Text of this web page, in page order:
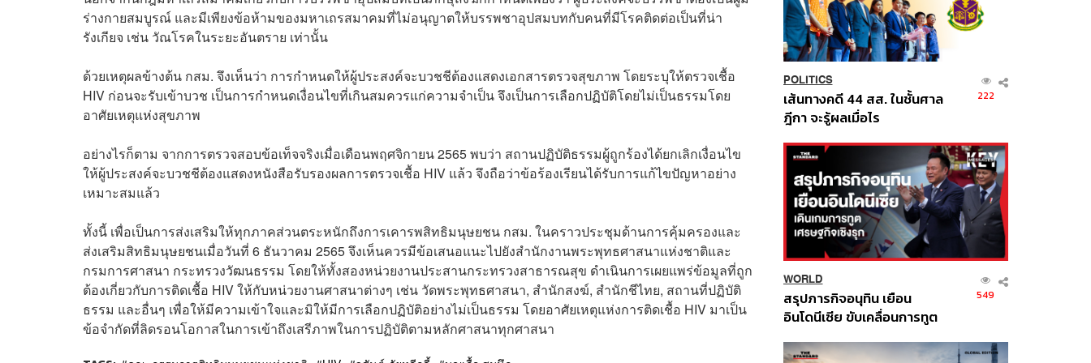
ร่างกายสมบูรณ์ และมีเพียงข้อห้ามของมหาเถรสมาคมที่ไม่อนุญาตให้บรรพชาอุปสมบทกับคนที่มีโรคติดต่อเป็นที่น่า
รังเกียจ เช่น วัณโรคในระยะอันตราย เท่านั้น
ด้วยเหตุผลข้างต้น กสม. จึงเห็นว่า การกำหนดให้ผู้ประสงค์จะบวชชีต้องแสดงเอกสารตรวจสุขภาพ โดยระบุให้ตรวจเชื้อ
HIV ก่อนจะรับเข้าบวช เป็นการกำหนดเงื่อนไขที่เกินสมควรแก่ความจำเป็น จึงเป็นการเลือกปฏิบัติโดยไม่เป็นธรรมโดย
อาศัยเหตุแห่งสุขภาพ
อย่างไรก็ตาม จากการตรวจสอบข้อเท็จจริงเมื่อเดือนพฤศจิกายน 2565 พบว่า สถานปฏิบัติธรรมผู้ถูกร้องได้ยกเลิกเงื่อนไข
ให้ผู้ประสงค์จะบวชชีต้องแสดงหนังสือรับรองผลการตรวจเชื้อ HIV แล้ว จึงถือว่าข้อร้องเรียนได้รับการแก้ไขปัญหาอย่าง
เหมาะสมแล้ว
ทั้งนี้ เพื่อเป็นการส่งเสริมให้ทุกภาคส่วนตระหนักถึงการเคารพสิทธิมนุษยชน กสม. ในคราวประชุมด้านการคุ้มครองและ
ส่งเสริมสิทธิมนุษยชนเมื่อวันที่ 6 ธันวาคม 2565 จึงเห็นควรมีข้อเสนอแนะไปยังสำนักงานพระพุทธศาสนาแห่งชาติและ
กรมการศาสนา กระทรวงวัฒนธรรม โดยให้ทั้งสองหน่วยงานประสานกระทรวงสาธารณสุข ดำเนินการเผยแพร่ข้อมูลที่ถูก
ต้องเกี่ยวกับการติดเชื้อ HIV ให้กับหน่วยงานศาสนาต่างๆ เช่น วัดพระพุทธศาสนา, สำนักสงฆ์, สำนักชีไทย, สถานที่ปฏิบัติ
ธรรม และอื่นๆ เพื่อให้มีความเข้าใจและมิให้มีการเลือกปฏิบัติอย่างไม่เป็นธรรม โดยอาศัยเหตุแห่งการติดเชื้อ HIV มาเป็น
ข้อจำกัดที่ลิดรอนโอกาสในการเข้าถึงเสรีภาพในการปฏิบัติตามหลักศาสนาทุกศาสนา
POLITICS
เส้นทางคดี 44 สส. ในชั้นศาล
ฎีกา จะรู้ผลเมื่อไร
222
WORLD
สรุปภารกิจอนุทิน เยือน
อินโดนีเซีย ขับเคลื่อนการทูต
ส่วนยุทธศาสตร์ไทย –
549